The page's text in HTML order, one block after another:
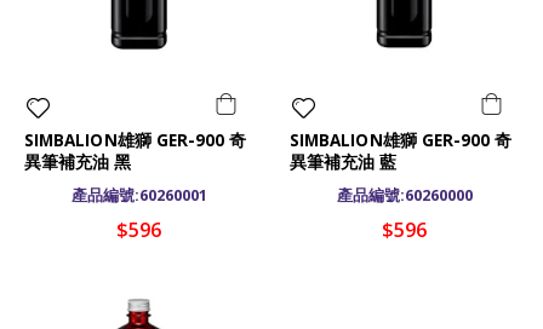
SIMBALION雄獅 GER-900 奇
異筆補充油 黑
產品編號:60260001
$596
SIMBALION雄獅 GER-900 奇
異筆補充油 藍
產品編號:60260000
$596